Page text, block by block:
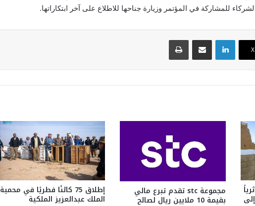
للمشاركة في المؤتمر وزيارة جناحها للاطلاع على آخر ابتكاراتها.
‫X
لينكدإن
أثرياً مجموعة stc تقدم تبرع مالي
بقيمة 10 ملايين ريال لصالح
إطلاق 75 كائنًا فطريًا في محمية
الملك عبدالعزيز الملكية